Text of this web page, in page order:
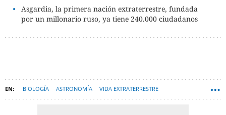
Asgardia, la primera nación extraterrestre, fundada
por un millonario ruso, ya tiene 240.000 ciudadanos
BIOLOGÍA ASTRONOMÍA VIDA EXTRATERRESTRE